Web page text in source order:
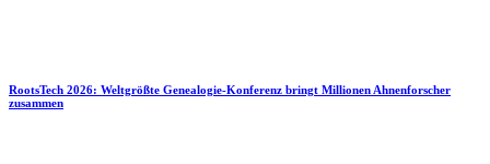
RootsTech 2026: Weltgrößte Genealogie-Konferenz bringt Millionen Ahnenforscher
zusammen